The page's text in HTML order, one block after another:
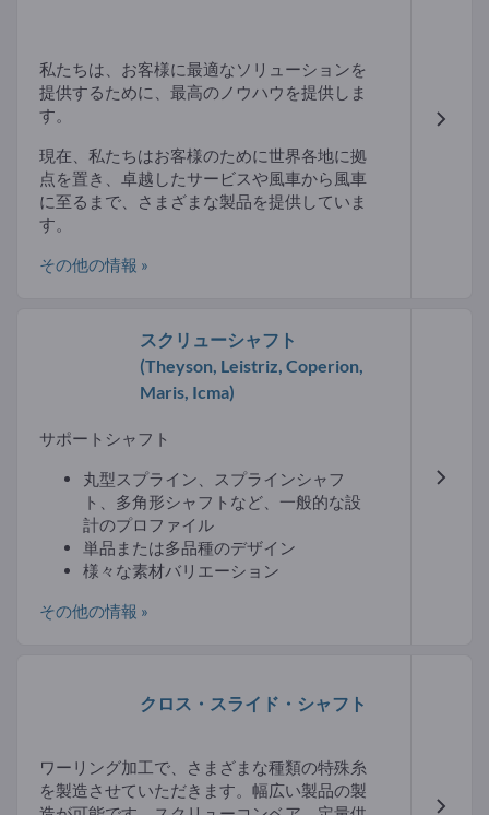
私たちは、お客様に最適なソリューションを
提供するために、最高のノウハウを提供しま
す。
現在、私たちはお客様のために世界各地に拠
点を置き、卓越したサービスや風車から風車
に至るまで、さまざまな製品を提供していま
す。
その他の情報 »
スクリューシャフト
(Theyson, Leistriz, Coperion,
Maris, Icma)
サポートシャフト
丸型スプライン、スプラインシャフ
ト、多角形シャフトなど、一般的な設
計のプロファイル
単品または多品種のデザイン
様々な素材バリエーション
その他の情報 »
クロス・スライド・シャフト
ワーリング加工で、さまざまな種類の特殊糸
を製造させていただきます。幅広い製品の製